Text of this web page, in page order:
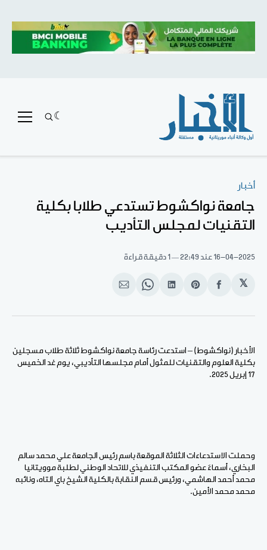
أخبار
جامعة نواكشوط تستدعي طلابا بكلية
التقنيات لمجلس التأديب
16-04-2025 عند 22:49 1 دقيقة قراءة
𝕏
انشر
الفيسبوك
Share
Pinterest
انشر
لينكد
Share
WhatsApp
انشر
الإيميل
الأخبار (نواكشوط) – استدعت رئاسة جامعة نواكشوط ثلاثة طلاب مسجلين
بكلية العلوم والتقنيات للمثول أمام مجلسها التأديبي، يوم غد الخميس
17 إبريل 2025.
وحملت الاستدعاءات الثلاثة الموقعة باسم رئيس الجامعة علي محمد سالم
البخاري، أسماءَ عضو المكتب التنفيذي للاتحاد الوطني لطلبة موويتانيا
محمد أحمد الهاشمي، ورئيس قسم النقابة بالكلية الشيخ باي التاه، ونائبه
محمد محمد الأمين.